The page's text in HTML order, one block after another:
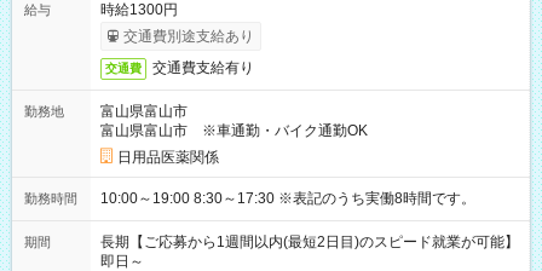
給与
時給1300円
交通費別途支給あり
交通費 交通費支給有り
勤務地
富山県富山市
富山県富山市 ※車通勤・バイク通勤OK
日用品医薬関係
勤務時間 10:00～19:00 8:30～17:30 ※表記のうち実働8時間です。
期間
長期【ご応募から1週間以内(最短2日目)のスピード就業が可能】
即日～